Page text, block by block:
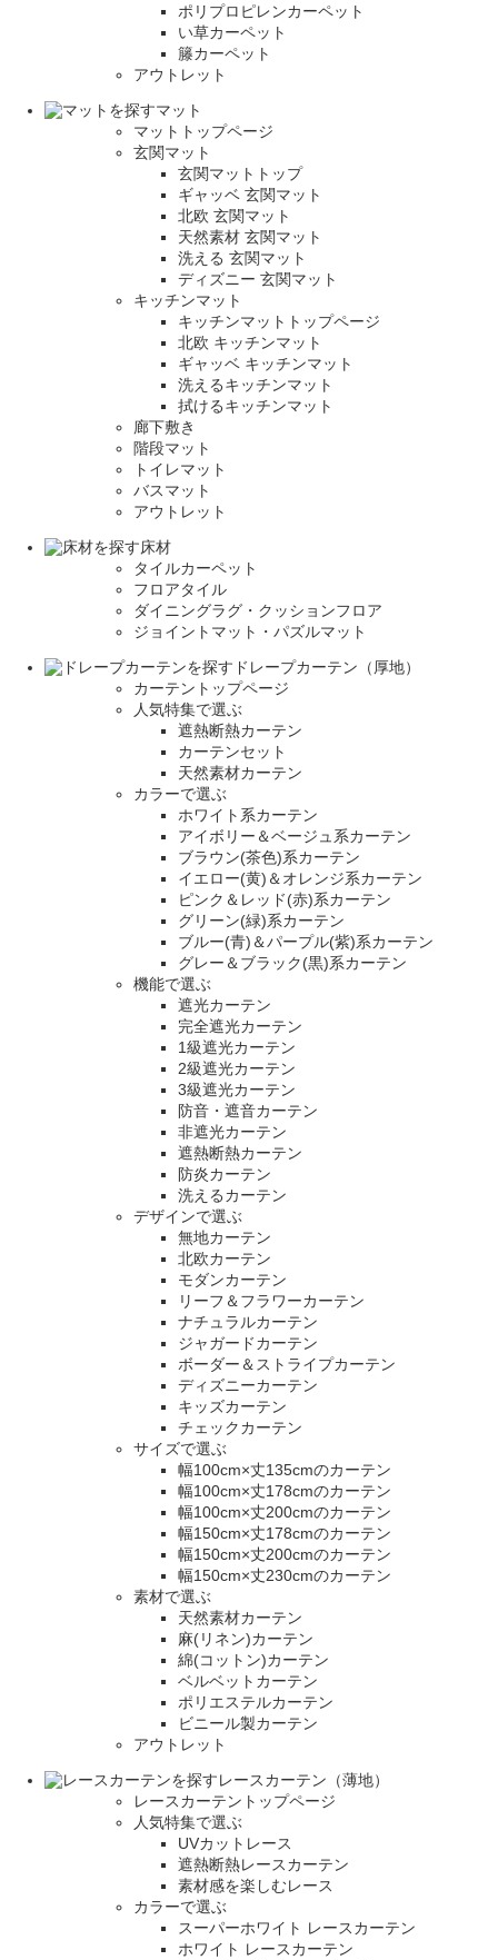
ポリプロピレンカーペット
い草カーペット
籐カーペット
アウトレット
マット
マットトップページ
玄関マット
玄関マットトップ
ギャッベ 玄関マット
北欧 玄関マット
天然素材 玄関マット
洗える 玄関マット
ディズニー 玄関マット
キッチンマット
キッチンマットトップページ
北欧 キッチンマット
ギャッベ キッチンマット
洗えるキッチンマット
拭けるキッチンマット
廊下敷き
階段マット
トイレマット
バスマット
アウトレット
床材
タイルカーペット
フロアタイル
ダイニングラグ・クッションフロア
ジョイントマット・パズルマット
ドレープカーテン（厚地）
カーテントップページ
人気特集で選ぶ
遮熱断熱カーテン
カーテンセット
天然素材カーテン
カラーで選ぶ
ホワイト系カーテン
アイボリー＆ベージュ系カーテン
ブラウン(茶色)系カーテン
イエロー(黄)＆オレンジ系カーテン
ピンク＆レッド(赤)系カーテン
グリーン(緑)系カーテン
ブルー(青)＆パープル(紫)系カーテン
グレー＆ブラック(黒)系カーテン
機能で選ぶ
遮光カーテン
完全遮光カーテン
1級遮光カーテン
2級遮光カーテン
3級遮光カーテン
防音・遮音カーテン
非遮光カーテン
遮熱断熱カーテン
防炎カーテン
洗えるカーテン
デザインで選ぶ
無地カーテン
北欧カーテン
モダンカーテン
リーフ＆フラワーカーテン
ナチュラルカーテン
ジャガードカーテン
ボーダー＆ストライプカーテン
ディズニーカーテン
キッズカーテン
チェックカーテン
サイズで選ぶ
幅100cm×丈135cmのカーテン
幅100cm×丈178cmのカーテン
幅100cm×丈200cmのカーテン
幅150cm×丈178cmのカーテン
幅150cm×丈200cmのカーテン
幅150cm×丈230cmのカーテン
素材で選ぶ
天然素材カーテン
麻(リネン)カーテン
綿(コットン)カーテン
ベルベットカーテン
ポリエステルカーテン
ビニール製カーテン
アウトレット
レースカーテン（薄地）
レースカーテントップページ
人気特集で選ぶ
UVカットレース
遮熱断熱レースカーテン
素材感を楽しむレース
カラーで選ぶ
スーパーホワイト レースカーテン
ホワイト レースカーテン